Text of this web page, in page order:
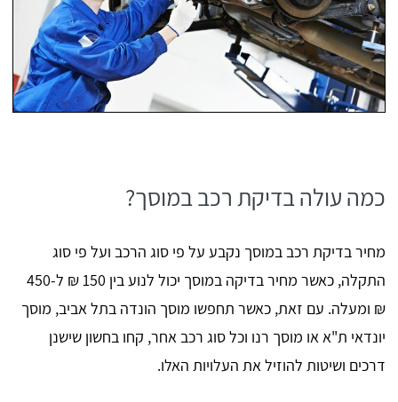
כמה עולה בדיקת רכב במוסך?
מחיר בדיקת רכב במוסך נקבע על פי סוג הרכב ועל פי סוג
התקלה, כאשר מחיר בדיקה במוסך יכול לנוע בין 150 ₪ ל-450
₪ ומעלה. עם זאת, כאשר תחפשו מוסך הונדה בתל אביב, מוסך
יונדאי ת"א או מוסך רנו וכל סוג רכב אחר, קחו בחשון שישנן
דרכים ושיטות להוזיל את העלויות האלו.